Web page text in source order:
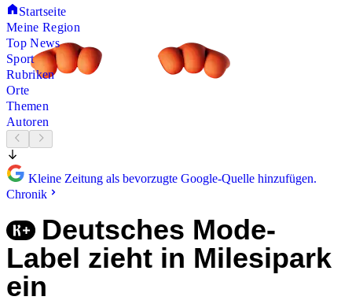
Startseite
Meine Region
Top News
Sport
Rubriken
Orte
Themen
Autoren
Kleine Zeitung als bevorzugte Google-Quelle hinzufügen.
Chronik
Deutsches Mode-
Label zieht in Milesipark
ein